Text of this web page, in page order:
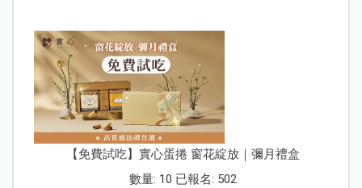
【免費試吃】實心蛋捲 窗花綻放｜彌月禮盒
數量: 10 已報名: 502